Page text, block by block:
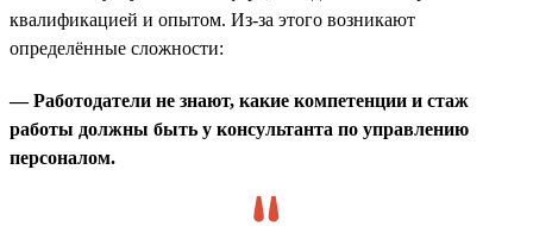
квалификацией и опытом. Из-за этого возникают
определённые сложности:
— Работодатели не знают, какие компетенции и стаж
работы должны быть у консультанта по управлению
персоналом.